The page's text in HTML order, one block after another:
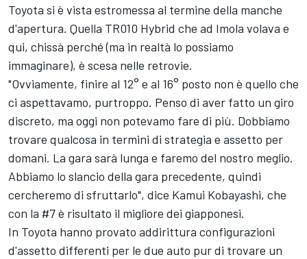
Toyota si è vista estromessa al termine della manche
d'apertura. Quella TR010 Hybrid che ad Imola volava e
qui, chissà perché (ma in realtà lo possiamo
immaginare), è scesa nelle retrovie.
"Ovviamente, finire al 12° e al 16° posto non è quello che
ci aspettavamo, purtroppo. Penso di aver fatto un giro
discreto, ma oggi non potevamo fare di più. Dobbiamo
trovare qualcosa in termini di strategia e assetto per
domani. La gara sarà lunga e faremo del nostro meglio.
Abbiamo lo slancio della gara precedente, quindi
cercheremo di sfruttarlo", dice Kamui Kobayashi, che
con la #7 è risultato il migliore dei giapponesi.
In Toyota hanno provato addirittura configurazioni
d'assetto differenti per le due auto pur di trovare un